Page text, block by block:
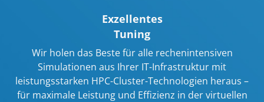
Exzellentes
Tuning
Wir holen das Beste für alle rechenintensiven
Simulationen aus Ihrer IT-Infrastruktur mit
leistungsstarken HPC-Cluster-Technologien heraus –
für maximale Leistung und Effizienz in der virtuellen